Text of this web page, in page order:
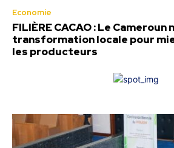
Economie
FILIÈRE CACAO : Le Cameroun
transformation locale pour
les producteurs